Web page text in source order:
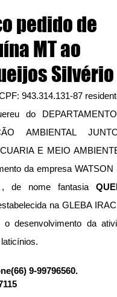
pedido de
MT ao
Silvério
943.314.131-87
do
AMBIENTAL
E MEIO
da empresa WATSON
, de nome fantasia
na GLEBA
desenvolvimento da
9-99796560.